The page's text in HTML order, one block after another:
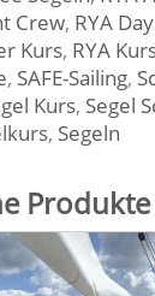
Crew, RYA
Kurs, RYA
, SAFE-Sailing,
Kurs, Segel
, Segeln
Produkte